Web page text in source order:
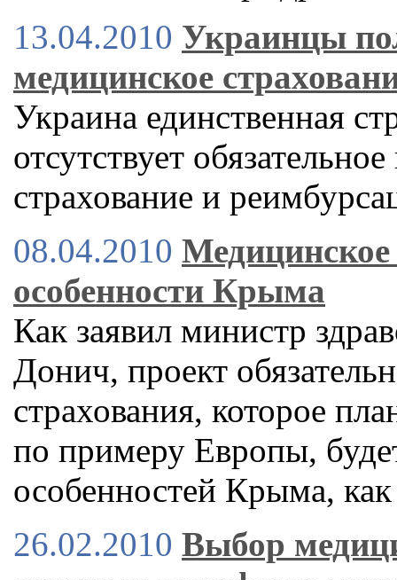
13.04.2010 Украинцы
медицинское
Украина единственная
отсутствует
страхование и
08.04.2010 Медицинское
особенности Крыма
Как заявил министр
Донич, проект
страхования, которое
по примеру Европы,
особенностей Крыма,
26.02.2010 Выбор